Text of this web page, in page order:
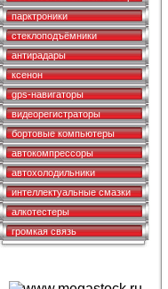
парктроники
стеклоподъёмники
антирадары
ксенон
gps-навигаторы
видеорегистраторы
бортовые компьютеры
автокомпрессоры
автохолодильники
интеллектуальные смазки
алкотестеры
громкая связь